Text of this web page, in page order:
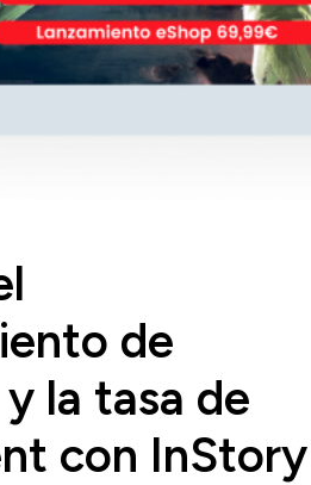
de
la tasa de
con InStory